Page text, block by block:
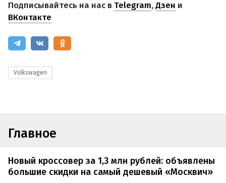
Подписывайтесь на нас в Telegram,Дзен и
ВКонтакте
Volkswagen
Главное
Новый кроссовер за 1,3 млн рублей: объявлены
большие скидки на самый дешевый «Москвич»